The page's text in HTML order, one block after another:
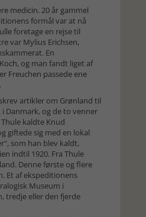
medicin. 20 år gammel
formål var at nå
foretage en rejse til
var Mylius Erichsen,
En
og man fandt liget af
Freuchen passede ene
artikler om Grønland til
Danmark, og de to venner
kaldte Knud
giftede sig med en lokal
som han blev kaldt,
indtil 1920. Fra Thule
Denne første og flere
Et af ekspeditionens
Museum i
tredje eller den fjerde